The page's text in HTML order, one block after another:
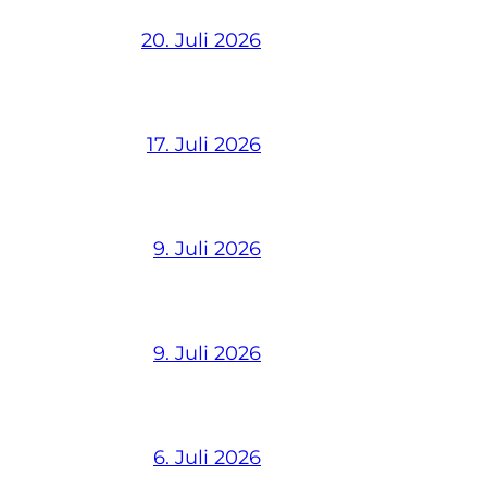
20. Juli 2026
17. Juli 2026
9. Juli 2026
9. Juli 2026
6. Juli 2026